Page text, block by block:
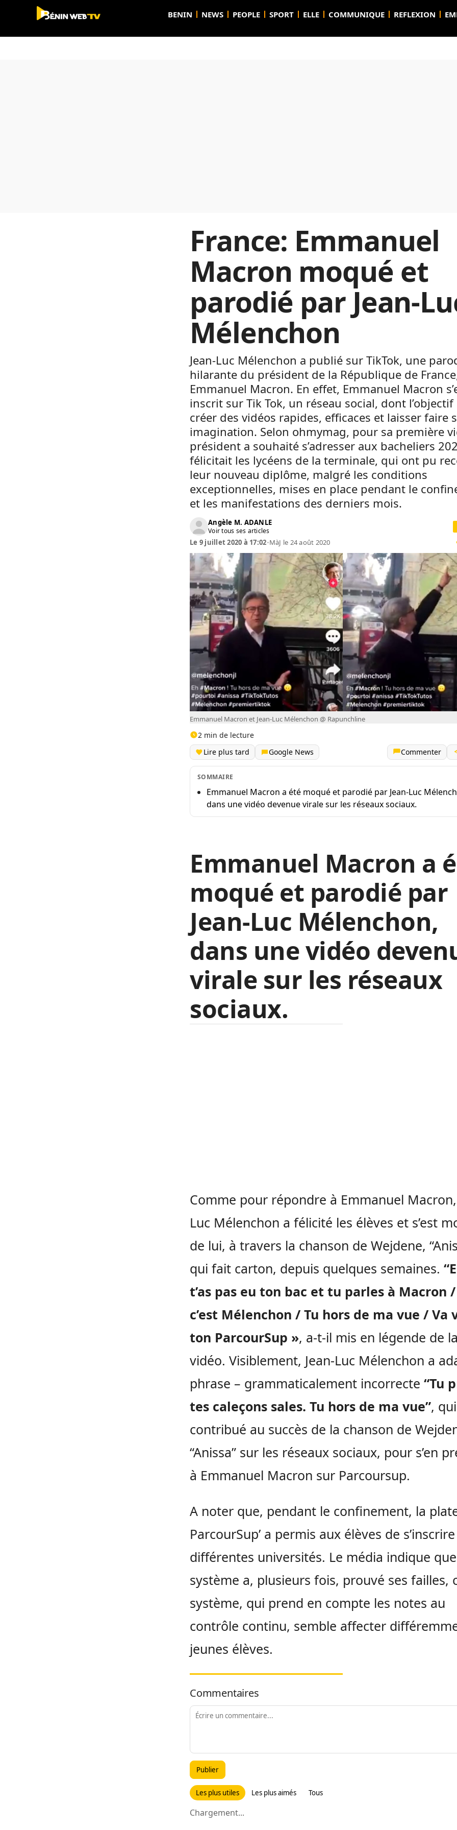
BENIN NEWS PEOPLE SPORT ELLE COMMUNIQUE REFLEXION
France: Emmanuel
Macron moqué et
parodié par Jean-
Mélenchon
Jean-Luc Mélenchon a publié sur TikTok, une
hilarante du président de la République de
Emmanuel Macron. En effet, Emmanuel Macron
inscrit sur Tik Tok, un réseau social, dont l’objectif
créer des vidéos rapides, efficaces et laisser faire
imagination. Selon ohmymag, pour sa première
président a souhaité s’adresser aux bacheliers
félicitait les lycéens de la terminale, qui ont pu
leur nouveau diplôme, malgré les conditions
exceptionnelles, mises en place pendant le
et les manifestations des derniers mois.
Angèle M. ADANLE
Voir tous ses articles
Le 9 juillet 2020 à 17:02•MàJ le 24 août 2020
Emmanuel Macron et Jean-Luc Mélenchon @ Rapunchline
2 min de lecture
Lire plus tard
Google News Commenter
SOMMAIRE
Emmanuel Macron a été moqué et parodié par Jean-Luc
dans une vidéo devenue virale sur les réseaux sociaux.
Emmanuel Macron a
moqué et parodié par
Jean-Luc Mélenchon,
dans une vidéo
virale sur les réseaux
sociaux.
Comme pour répondre à Emmanuel Macron,
Luc Mélenchon a félicité les élèves et s’est
de lui, à travers la chanson de Wejdene,
qui fait carton, depuis quelques semaines.
t’as pas eu ton bac et tu parles à Macron
c’est Mélenchon / Tu hors de ma vue / Va
ton ParcourSup », a-t-il mis en légende de
vidéo. Visiblement, Jean-Luc Mélenchon a
phrase – grammaticalement incorrecte “Tu
tes caleçons sales. Tu hors de ma vue”,
contribué au succès de la chanson de
“Anissa” sur les réseaux sociaux, pour s’en
à Emmanuel Macron sur Parcoursup.
A noter que, pendant le confinement, la
ParcourSup’ a permis aux élèves de
différentes universités. Le média indique
système a, plusieurs fois, prouvé ses failles,
système, qui prend en compte les notes au
contrôle continu, semble affecter
jeunes élèves.
Commentaires
Publier
Les plus utiles Les plus aimés Tous
Chargement...